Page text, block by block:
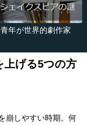
年が世界的劇作家
上げる5つの方
崩しやすい時期。何